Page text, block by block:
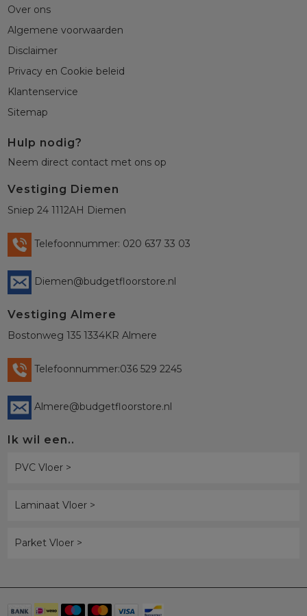
Over ons
Algemene voorwaarden
Disclaimer
Privacy en Cookie beleid
Klantenservice
Sitemap
Hulp nodig?
Neem direct contact met ons op
Vestiging Diemen
Sniep 24 1112AH Diemen
Telefoonnummer: 020 637 33 03
Diemen@budgetfloorstore.nl
Vestiging Almere
Bostonweg 135 1334KR Almere
Telefoonnummer:036 529 2245
Almere@budgetfloorstore.nl
Ik wil een..
PVC Vloer >
Laminaat Vloer >
Parket Vloer >